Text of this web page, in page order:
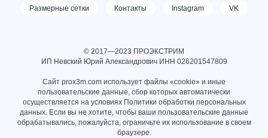
Размерные сетки Контакты Instagram VK
© 2017—2023 ПРОЭКСТРИМ
ИП Невский Юрий Александрович ИНН 026201547809
Сайт prox3m.com использует файлы «cookie» и иные
пользовательские данные, сбор которых автоматически
осуществляется на условиях Политики обработки персональных
данных. Если вы не хотите, чтобы ваши пользовательские данные
обрабатывались, пожалуйста, ограничьте их использование в своем
браузере.